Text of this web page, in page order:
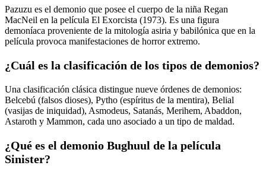
Pazuzu es el demonio que posee el cuerpo de la niña Regan
MacNeil en la película El Exorcista (1973). Es una figura
demoníaca proveniente de la mitología asiria y babilónica que en la
película provoca manifestaciones de horror extremo.
¿Cuál es la clasificación de los tipos de demonios?
Una clasificación clásica distingue nueve órdenes de demonios:
Belcebú (falsos dioses), Pytho (espíritus de la mentira), Belial
(vasijas de iniquidad), Asmodeus, Satanás, Merihem, Abaddon,
Astaroth y Mammon, cada uno asociado a un tipo de maldad.
¿Qué es el demonio Bughuul de la película
Sinister?